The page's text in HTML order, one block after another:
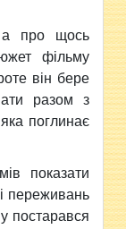
а про щось
фільму
він бере
разом з
поглинає
показати
переживань
постарався